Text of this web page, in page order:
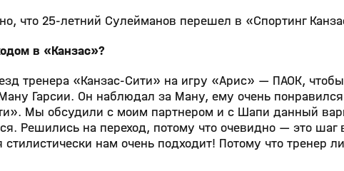
что 25‑летний Сулейманов перешел в «Спортинг
в «Канзас»?
тренера «Канзас‑Сити» на игру «Арис» — ПАОК,
Гарсии. Он наблюдал за Ману, ему очень
Мы обсудили с моим партнером и с Шапи данный
Решились на переход, потому что очевидно — это шаг
нам очень подходит! Потому что тренер